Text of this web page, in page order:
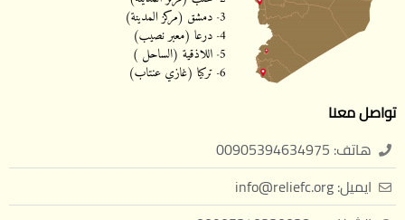
تواصل معنا
هاتف: 00905394634975
ايميل: info@reliefc.org